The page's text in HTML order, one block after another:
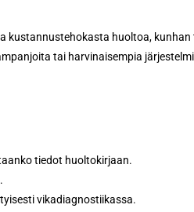
huoltoa,
tai harvinaisempia
tiedot huoltokirjaan.
vikadiagnostiikassa.